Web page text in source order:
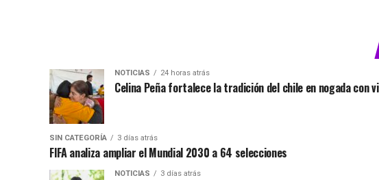
NOTICIAS 24 horas atrás
Celina Peña fortalece la tradición del chile en nogada con
SIN CATEGORÍA 3 días atrás
FIFA analiza ampliar el Mundial 2030 a 64 selecciones
NOTICIAS 3 días atrás